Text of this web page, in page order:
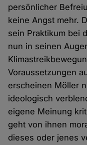
persönlicher
keine Angst mehr.
sein Praktikum bei
nun in seinen
Voraussetzungen
erscheinen Möller
ideologisch
eigene Meinung
geht von ihnen
dieses oder jenes